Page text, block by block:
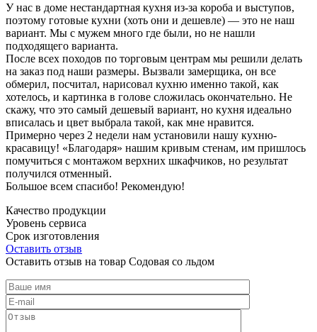
У нас в доме нестандартная кухня из-за короба и выступов,
поэтому готовые кухни (хоть они и дешевле) — это не наш
вариант. Мы с мужем много где были, но не нашли
подходящего варианта.
После всех походов по торговым центрам мы решили делать
на заказ под наши размеры. Вызвали замерщика, он все
обмерил, посчитал, нарисовал кухню именно такой, как
хотелось, и картинка в голове сложилась окончательно. Не
скажу, что это самый дешевый вариант, но кухня идеально
вписалась и цвет выбрала такой, как мне нравится.
Примерно через 2 недели нам установили нашу кухню-
красавицу! «Благодаря» нашим кривым стенам, им пришлось
помучиться с монтажом верхних шкафчиков, но результат
получился отменный.
Большое всем спасибо! Рекомендую!
Качество продукции
Уровень сервиса
Срок изготовления
Оставить отзыв
Оставить отзыв на товар Содовая со льдом